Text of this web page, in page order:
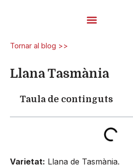
Tornar al blog >>
Llana Tasmània
Taula de continguts
Varietat: Llana de Tasmània.